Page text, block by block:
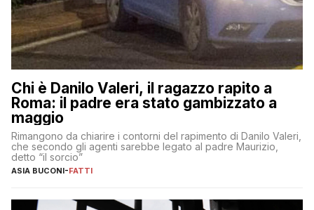
Chi è Danilo Valeri, il ragazzo rapito a
Roma: il padre era stato gambizzato a
maggio
Rimangono da chiarire i contorni del rapimento di Danilo Valeri,
che secondo gli agenti sarebbe legato al padre Maurizio,
detto “il sorcio”
ASIA BUCONI-FATTI